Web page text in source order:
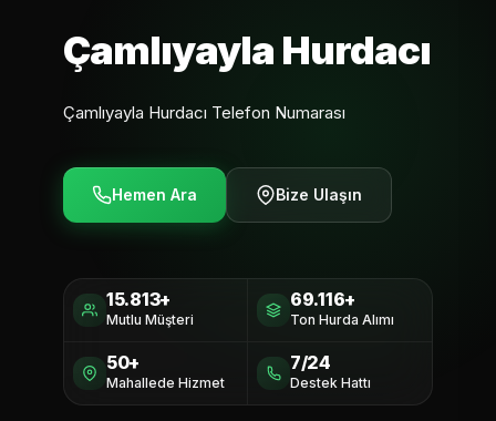
Çamlıyayla Hurdacı
Çamlıyayla Hurdacı Telefon Numarası
Hemen Ara Bize Ulaşın
15.813+
Mutlu Müşteri
69.116+
Ton Hurda Alımı
50+
Mahallede Hizmet
7/24
Destek Hattı